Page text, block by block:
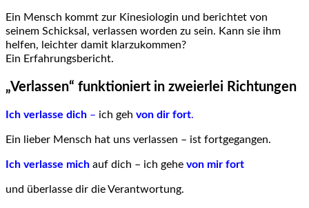
Ein Mensch kommt zur Kinesiologin und berichtet von
seinem Schicksal, verlassen worden zu sein. Kann sie ihm
helfen, leichter damit klarzukommen?
Ein Erfahrungsbericht.
„Verlassen“ funktioniert in zweierlei Richtungen
Ich verlasse dich – ich geh von dir fort.
Ein lieber Mensch hat uns verlassen – ist fortgegangen.
Ich verlasse mich auf dich – ich gehe von mir fort
und überlasse dir die Verantwortung.